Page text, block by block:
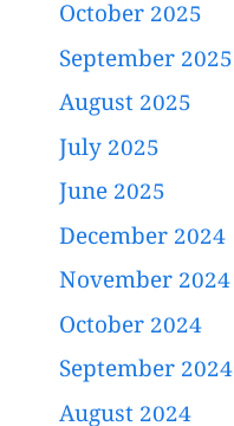
October 2025
September 2025
August 2025
July 2025
June 2025
December 2024
November 2024
October 2024
September 2024
August 2024